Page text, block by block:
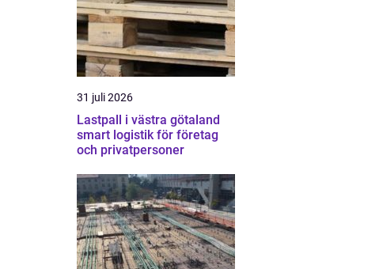
31 juli 2026
Lastpall i västra götaland
smart logistik för företag
och privatpersoner